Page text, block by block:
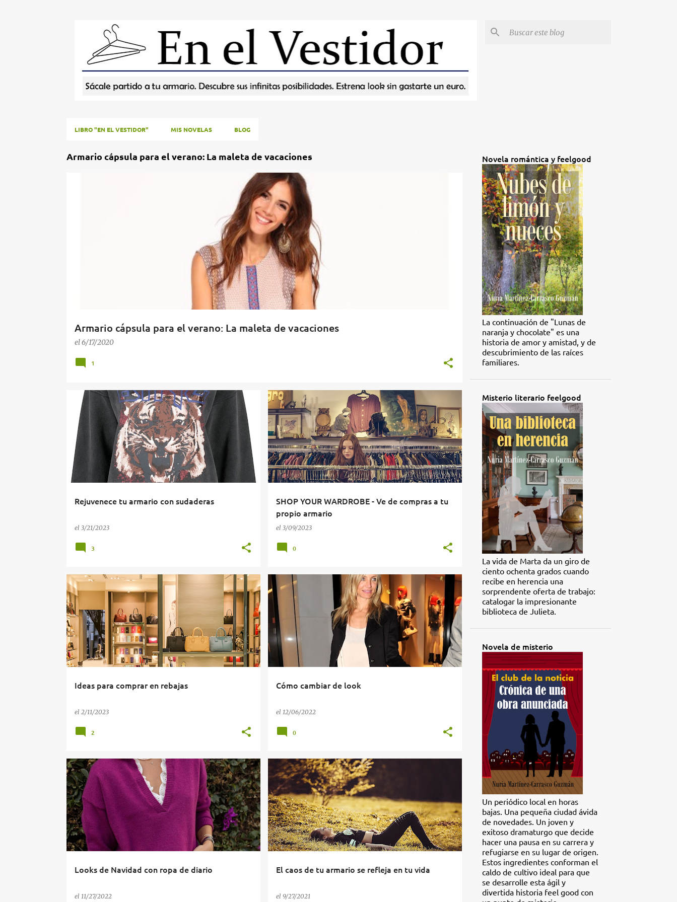
LIBRO "EN EL VESTIDOR" MIS NOVELAS BLOG
E
Armario cápsula para el verano: La maleta de vacaciones
Armario cápsula para el verano: La maleta de vacaciones
el6/17/2020
1
Rejuvenece tu armario con sudaderas
el 3/21/2023
BUENAS COMPRAS
COMBINANDO NUESTRO VESTUARIO
INSPIRACIÓN
LECCIÓN DE ESTILO
3
SHOP YOUR WARDROBE - Ve de compras a tu
propio armario
el 3/09/2023
CAJÓN DE SASTRE
COMBINANDO NUESTRO VESTUARIO
+
PLAN DE AHORRO
0
Ideas para comprar en rebajas
el 2/11/2023
BUENAS COMPRAS
COMBINANDO NUESTRO VESTUARIO
PLAN DE AHORRO
2
Cómo cambiar de look
el 12/06/2022
BUENAS COMPRAS ESTILO ESTUDIA TU FIGURA
0
Looks de Navidad con ropa de diario
el 11/27/2022
COMBINANDO NUESTRO VESTUARIO INSPIRACIÓN
El caos de tu armario se refleja en tu vida
el 9/27/2021
BUENAS COMPRAS CAJÓN DE SASTRE
Novela romántica y feelgood
La continuación de "Lunas de
naranja y chocolate" es una
historia de amor y amistad, y de
descubrimiento de las raíces
familiares.
Misterio literario feelgood
La vida de Marta da un giro de
ciento ochenta grados cuando
recibe en herencia una
sorprendente oferta de trabajo:
catalogar la impresionante
biblioteca de Julieta.
Novela de misterio
Un periódico local en horas
bajas. Una pequeña ciudad ávida
de novedades. Un joven y
exitoso dramaturgo que decide
hacer una pausa en su carrera y
refugiarse en su lugar de origen.
Estos ingredientes conforman el
caldo de cultivo ideal para que
se desarrolle esta ágil y
divertida historia feel good con